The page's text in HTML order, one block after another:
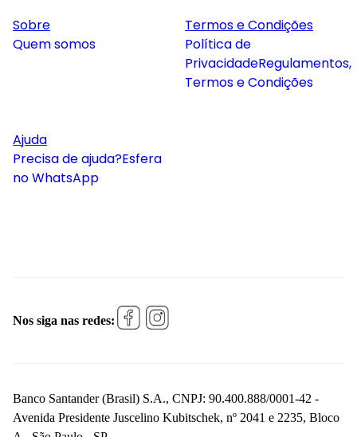
Sobre
Quem somos
Termos e Condições
Política de
PrivacidadeRegulamentos,
Termos e Condições
Ajuda
Precisa de ajuda?Esfera
no WhatsApp
Nos siga nas redes:
Banco Santander (Brasil) S.A., CNPJ: 90.400.888/0001-42 -
Avenida Presidente Juscelino Kubitschek, nº 2041 e 2235, Bloco